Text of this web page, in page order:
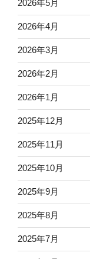
2026年5月
2026年4月
2026年3月
2026年2月
2026年1月
2025年12月
2025年11月
2025年10月
2025年9月
2025年8月
2025年7月